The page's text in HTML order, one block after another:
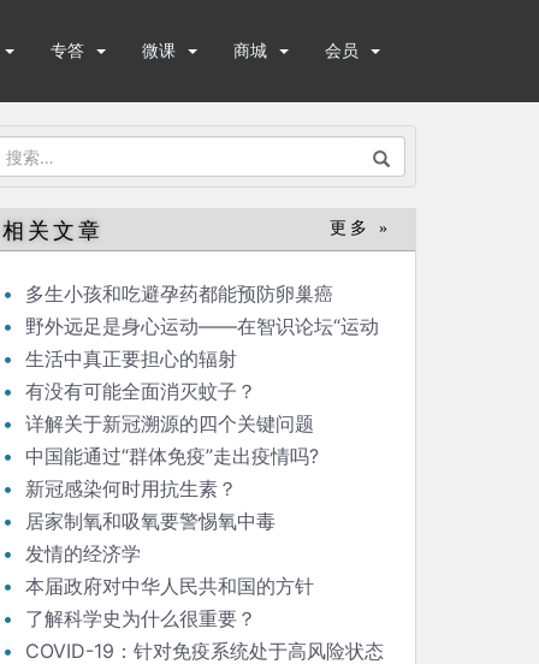
专答 微课 商城 会员
搜
：
相关文章 更多 »
多生小孩和吃避孕药都能预防卵巢癌
野外远足是身心运动——在智识论坛“运动
与健康”的发言
生活中真正要担心的辐射
有没有可能全面消灭蚊子？
详解关于新冠溯源的四个关键问题
中国能通过“群体免疫”走出疫情吗?
新冠感染何时用抗生素？
居家制氧和吸氧要警惕氧中毒
发情的经济学
本届政府对中华人民共和国的方针
了解科学史为什么很重要？
COVID-19：针对免疫系统处于高风险状态